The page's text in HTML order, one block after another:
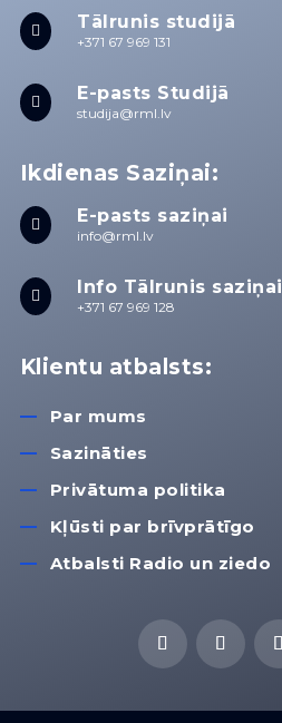
 Tālrunis studijā
+371 67 969 131
 E-pasts Studijā
studija@rml.lv
Ikdienas Saziņai:
 E-pasts saziņai
info@rml.lv
 Info Tālrunis saziņai
+371 67 969 128
Klientu atbalsts:
Par mums
Sazināties
Privātuma politika
Kļūsti par brīvprātīgo
Atbalsti Radio un ziedo